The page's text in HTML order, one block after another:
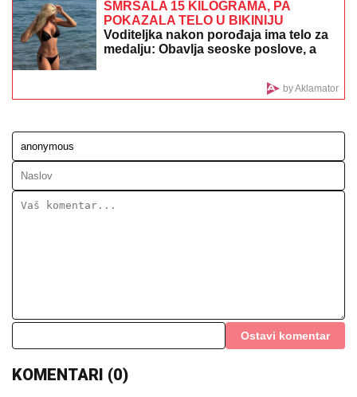
MLADIĆ (21) POSLE TUČE NOŽEM IZBO MUŠKARCA
(32)Horor kod Sajma u Beogradu: Policija odmah
reagovala
Amerikanci ostali zapanjeni, šta to radi
Denver?
godina starijim brujao Balkan